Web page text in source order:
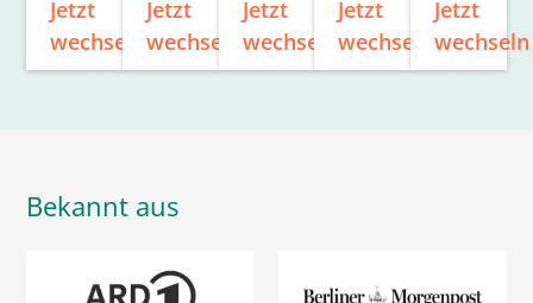
Jetzt
wechseln
Jetzt
wechseln
Jetzt
wechseln
Jetzt
wechseln
Jetzt
wechseln
Bekannt aus